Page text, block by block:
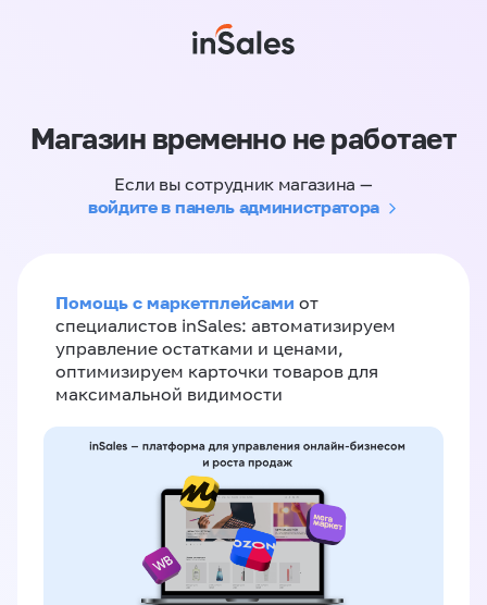
Магазин временно не работает
Если вы сотрудник магазина —
войдите в панель администратора
Помощь с маркетплейсами от
специалистов inSales: автоматизируем
управление остатками и ценами,
оптимизируем карточки товаров для
максимальной видимости